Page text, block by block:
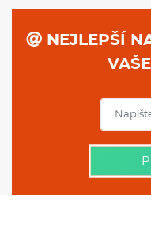
NEJLEPŠÍ